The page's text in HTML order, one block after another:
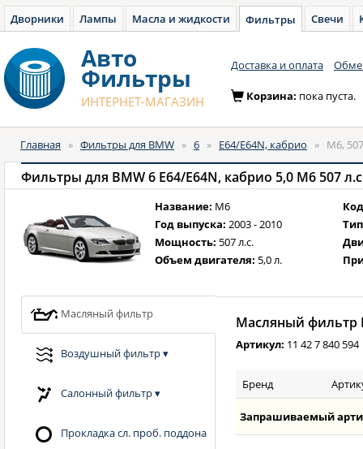
Дворники Лампы Масла и жидкости Фильтры Свечи
Авто
Фильтры
ИНТЕРНЕТ-МАГАЗИН
Доставка и оплата
Корзина: пока пуста.
Главная » Фильтры для BMW » 6 » E64/E64N, кабрио » M6,
Фильтры для BMW 6 E64/E64N, кабрио 5,0 M6 507
Название: M6
Год выпуска: 2003 - 2010
Мощность: 507 л.с.
Объем двигателя: 5,0 л.
Масляный фильтр
Воздушный фильтр▾
Салонный фильтр▾
Прокладка сл. проб. поддона
Масляный фильтр
Артикул: 11 42 7 840 594
Бренд
Запрашиваемый